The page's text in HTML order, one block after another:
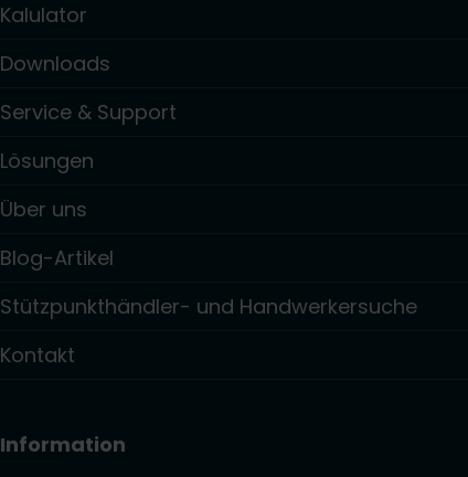
Kalulator
Downloads
Service & Support
Lösungen
Über uns
Blog-Artikel
Stützpunkthändler- und Handwerkersuche
Kontakt
Information